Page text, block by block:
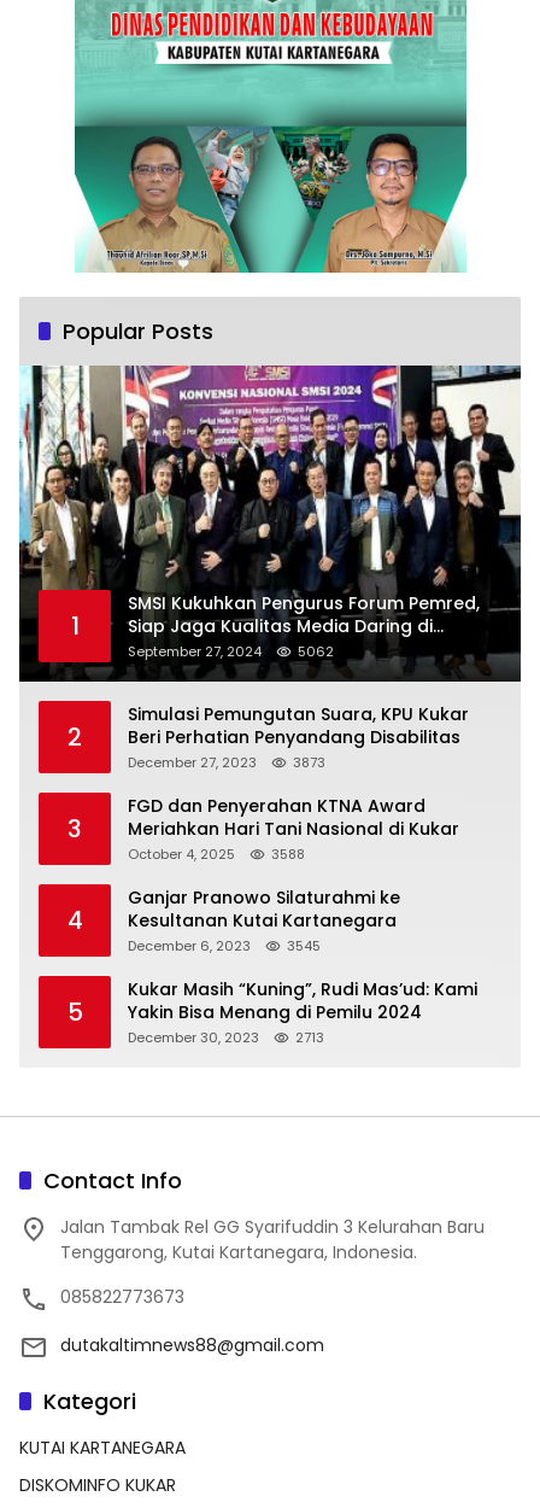
Popular Posts
1
SMSI Kukuhkan Pengurus Forum Pemred,
Siap Jaga Kualitas Media Daring di
Indonesia
September 27, 2024 5062
2
Simulasi Pemungutan Suara, KPU Kukar
Beri Perhatian Penyandang Disabilitas
December 27, 2023 3873
3
FGD dan Penyerahan KTNA Award
Meriahkan Hari Tani Nasional di Kukar
October 4, 2025 3588
4
Ganjar Pranowo Silaturahmi ke
Kesultanan Kutai Kartanegara
December 6, 2023 3545
5
Kukar Masih “Kuning”, Rudi Mas’ud: Kami
Yakin Bisa Menang di Pemilu 2024
December 30, 2023 2713
Contact Info
Jalan Tambak Rel GG Syarifuddin 3 Kelurahan Baru
Tenggarong, Kutai Kartanegara, Indonesia.
085822773673
dutakaltimnews88@gmail.com
Kategori
KUTAI KARTANEGARA
DISKOMINFO KUKAR